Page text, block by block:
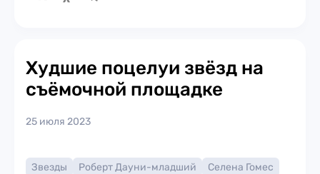
Худшие поцелуи звёзд на
съёмочной площадке
25 июля 2023
Звезды Роберт Дауни-младший
Селена Гомес